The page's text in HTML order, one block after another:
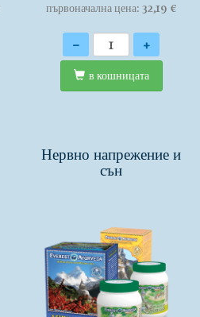
първоначална цена: 32,19 €
Количество
- +
в кошницата
Нервно напрежение и
сън